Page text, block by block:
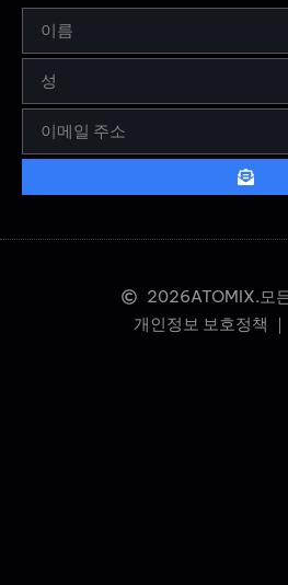
2026ATOMIX.모
개인정보 보호정책 ｜